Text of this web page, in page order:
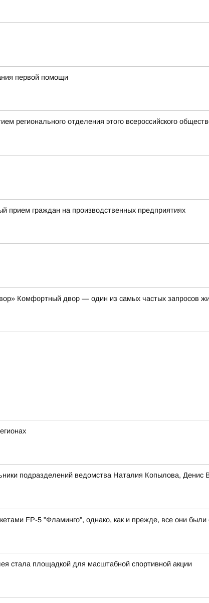
первой помощи
регионального отделения этого всероссийского
прием граждан на производственных предприятиях
Комфортный двор — один из самых частых запросов
подразделений ведомства Наталия Копылова, Денис
FP-5 "Фламинго", однако, как и прежде, все они
стала площадкой для масштабной спортивной акции